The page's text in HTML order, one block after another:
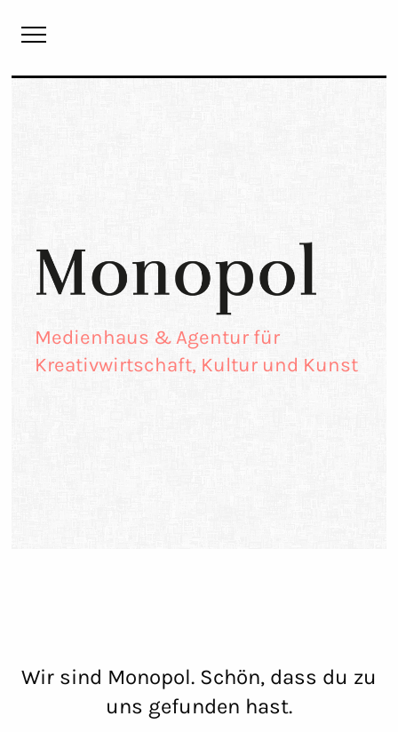
Monopol
Medienhaus & Agentur für
Kreativwirtschaft, Kultur und Kunst
Wir sind Monopol. Schön, dass du zu
uns gefunden hast.